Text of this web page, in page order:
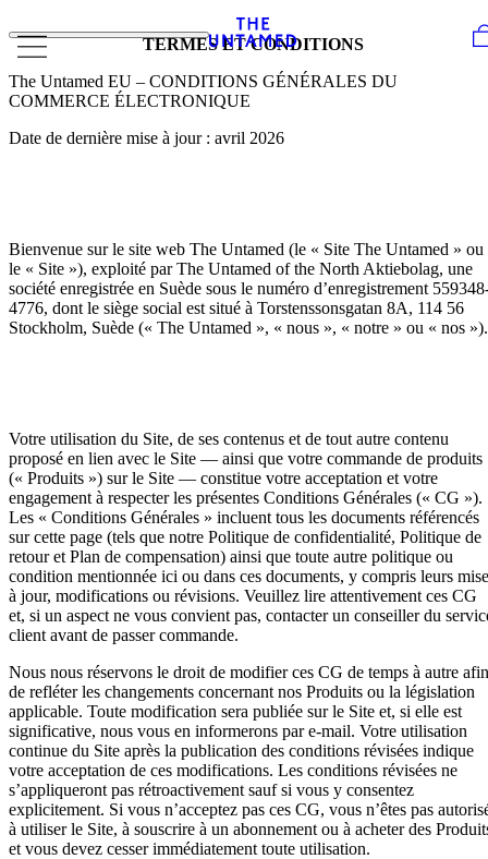
TERMES ET CONDITIONS
The Untamed EU – CONDITIONS GÉNÉRALES DU
COMMERCE ÉLECTRONIQUE
Date de dernière mise à jour : avril 2026
Bienvenue sur le site web The Untamed (le « Site The Untamed » ou
le « Site »), exploité par The Untamed of the North Aktiebolag, une
société enregistrée en Suède sous le numéro d’enregistrement
4776, dont le siège social est situé à Torstenssonsgatan 8A, 114 56
Stockholm, Suède (« The Untamed », « nous », « notre » ou « nos »).
Votre utilisation du Site, de ses contenus et de tout autre contenu
proposé en lien avec le Site — ainsi que votre commande de produits
(« Produits ») sur le Site — constitue votre acceptation et votre
engagement à respecter les présentes Conditions Générales (« CG »).
Les « Conditions Générales » incluent tous les documents référencés
sur cette page (tels que notre Politique de confidentialité, Politique de
retour et Plan de compensation) ainsi que toute autre politique ou
condition mentionnée ici ou dans ces documents, y compris leurs
à jour, modifications ou révisions. Veuillez lire attentivement ces CG
et, si un aspect ne vous convient pas, contacter un conseiller du
client avant de passer commande.
Nous nous réservons le droit de modifier ces CG de temps à autre afin
de refléter les changements concernant nos Produits ou la législation
applicable. Toute modification sera publiée sur le Site et, si elle est
significative, nous vous en informerons par e-mail. Votre utilisation
continue du Site après la publication des conditions révisées indique
votre acceptation de ces modifications. Les conditions révisées ne
s’appliqueront pas rétroactivement sauf si vous y consentez
explicitement. Si vous n’acceptez pas ces CG, vous n’êtes pas
à utiliser le Site, à souscrire à un abonnement ou à acheter des
et vous devez cesser immédiatement toute utilisation.